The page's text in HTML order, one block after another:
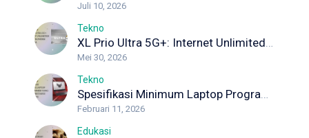
Juli 10, 2026
Tekno
XL Prio Ultra 5G+: Internet Unlimited dengan Koneksi Maksimal
Mei 30, 2026
Tekno
Spesifikasi Minimum Laptop Programmer yang Wajib Diketahui Developer
Februari 11, 2026
Edukasi